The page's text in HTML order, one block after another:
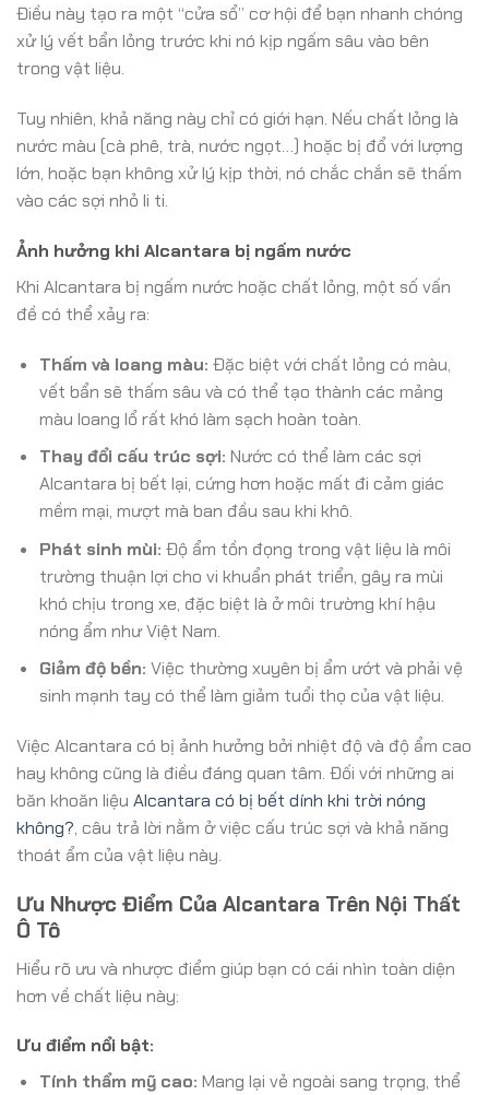
Điều này tạo ra một “cửa sổ” cơ hội để bạn nhanh chóng
xử lý vết bẩn lỏng trước khi nó kịp ngấm sâu vào bên
trong vật liệu.
Tuy nhiên, khả năng này chỉ có giới hạn. Nếu chất lỏng là
nước màu (cà phê, trà, nước ngọt…) hoặc bị đổ với lượng
lớn, hoặc bạn không xử lý kịp thời, nó chắc chắn sẽ thấm
vào các sợi nhỏ li ti.
Ảnh hưởng khi Alcantara bị ngấm nước
Khi Alcantara bị ngấm nước hoặc chất lỏng, một số vấn
đề có thể xảy ra:
Thấm và loang màu: Đặc biệt với chất lỏng có màu,
vết bẩn sẽ thấm sâu và có thể tạo thành các mảng
màu loang lổ rất khó làm sạch hoàn toàn.
Thay đổi cấu trúc sợi: Nước có thể làm các sợi
Alcantara bị bết lại, cứng hơn hoặc mất đi cảm giác
mềm mại, mượt mà ban đầu sau khi khô.
Phát sinh mùi: Độ ẩm tồn đọng trong vật liệu là môi
trường thuận lợi cho vi khuẩn phát triển, gây ra mùi
khó chịu trong xe, đặc biệt là ở môi trường khí hậu
nóng ẩm như Việt Nam.
Giảm độ bền: Việc thường xuyên bị ẩm ướt và phải vệ
sinh mạnh tay có thể làm giảm tuổi thọ của vật liệu.
Việc Alcantara có bị ảnh hưởng bởi nhiệt độ và độ ẩm cao
hay không cũng là điều đáng quan tâm. Đối với những ai
băn khoăn liệu Alcantara có bị bết dính khi trời nóng
không?, câu trả lời nằm ở việc cấu trúc sợi và khả năng
thoát ẩm của vật liệu này.
Ưu Nhược Điểm Của Alcantara Trên Nội Thất
Ô Tô
Hiểu rõ ưu và nhược điểm giúp bạn có cái nhìn toàn diện
hơn về chất liệu này:
Ưu điểm nổi bật:
Tính thẩm mỹ cao: Mang lại vẻ ngoài sang trọng, thể